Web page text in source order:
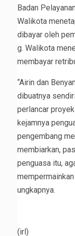
Badan
Walikota
dibayar oleh
g. Walikota
membayar
“Airin dan
dibuatnya
perlancar
kejamnya
pengembang
membiarkan,
penguasa itu,
ungkapnya.
(irl)